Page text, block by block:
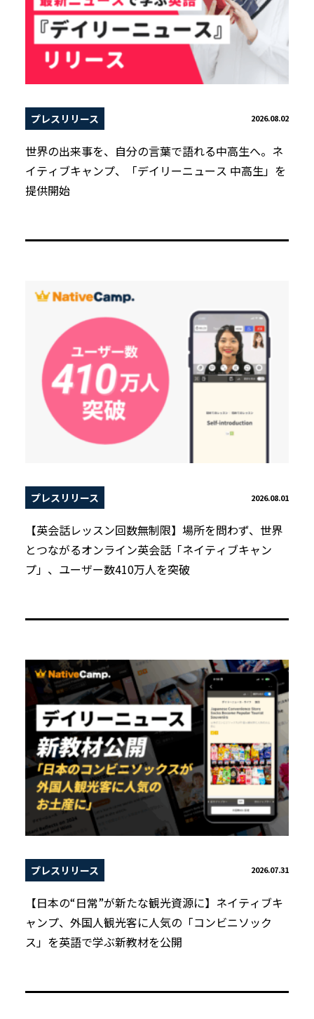
プレスリリース 2026.08.02
世界の出来事を、自分の言葉で語れる中高生へ。ネ
イティブキャンプ、「デイリーニュース 中高生」を
提供開始
プレスリリース 2026.08.01
【英会話レッスン回数無制限】場所を問わず、世界
とつながるオンライン英会話「ネイティブキャン
プ」、ユーザー数410万人を突破
プレスリリース 2026.07.31
【日本の“日常”が新たな観光資源に】ネイティブキ
ャンプ、外国人観光客に人気の「コンビニソック
ス」を英語で学ぶ新教材を公開